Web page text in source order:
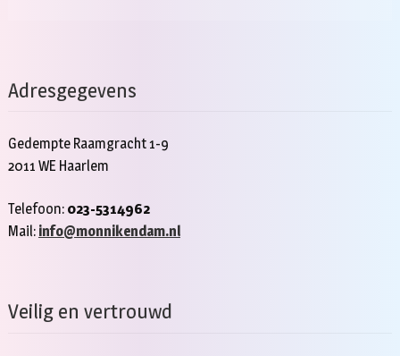
Adresgegevens
Gedempte Raamgracht 1-9
2011 WE Haarlem
Telefoon: 023-5314962
Mail: info@monnikendam.nl
Veilig en vertrouwd